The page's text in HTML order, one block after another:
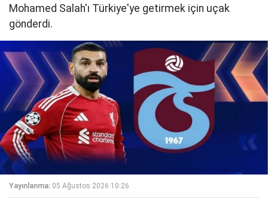
Mohamed Salah'ı Türkiye'ye getirmek için uçak
gönderdi.
Yayınlanma: 05 Ağustos 2026 10:26